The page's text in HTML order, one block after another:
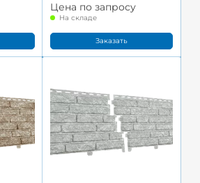
Цена по запросу
На складе
Заказать